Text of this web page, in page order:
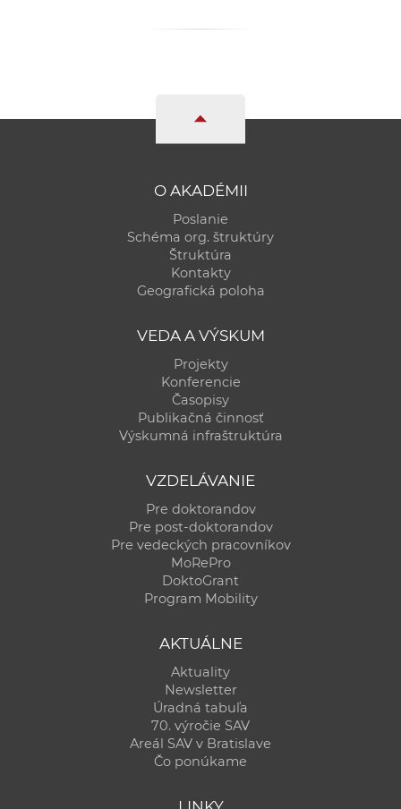
O AKADÉMII
Poslanie
Schéma org. štruktúry
Štruktúra
Kontakty
Geografická poloha
VEDA A VÝSKUM
Projekty
Konferencie
Časopisy
Publikačná činnosť
Výskumná infraštruktúra
VZDELÁVANIE
Pre doktorandov
Pre post-doktorandov
Pre vedeckých pracovníkov
MoRePro
DoktoGrant
Program Mobility
AKTUÁLNE
Aktuality
Newsletter
Úradná tabuľa
70. výročie SAV
Areál SAV v Bratislave
Čo ponúkame